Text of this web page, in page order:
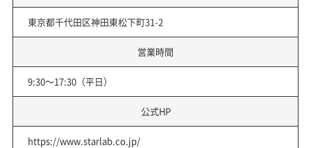
東京都千代田区神田東松下町31-2
営業時間
9:30～17:30（平日）
公式HP
https://www.starlab.co.jp/